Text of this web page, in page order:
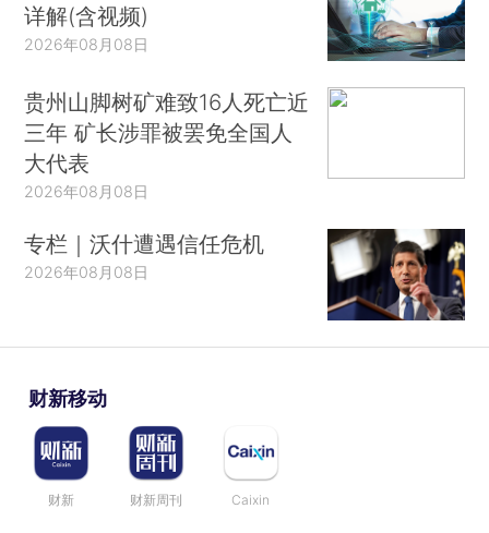
详解(含视频)
2026年08月08日
贵州山脚树矿难致16人死亡近
三年 矿长涉罪被罢免全国人
大代表
2026年08月08日
专栏｜沃什遭遇信任危机
2026年08月08日
财新移动
财新 财新周刊 Caixin